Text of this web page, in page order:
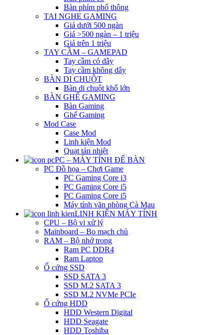
Bàn phím phổ thông
TAI NGHE GAMING
Giá dưới 500 ngàn
Giá >500 ngàn – 1 triệu
Giá trên 1 triệu
TAY CẦM – GAMEPAD
Tay cầm có dây
Tay cầm không dây
BÀN DI CHUỘT
Bàn di chuột khổ lớn
BÀN GHẾ GAMING
Bàn Gaming
Ghế Gaming
Mod Case
Case Mod
Linh kiện Mod
Quạt tản nhiệt
PC – MÁY TÍNH ĐỂ BÀN
PC Đồ họa – Chơi Game
PC Gaming Core i3
PC Gaming Core i5
PC Gaming Core i5
Máy tính văn phòng Cà Mau
LINH KIỆN MÁY TÍNH
CPU – Bộ vi xử lý
Mainboard – Bo mạch chủ
RAM – Bộ nhớ trong
Ram PC DDR4
Ram Laptop
Ổ cứng SSD
SSD SATA 3
SSD M.2 SATA 3
SSD M.2 NVMe PCIe
Ổ cứng HDD
HDD Western Digital
HDD Seagate
HDD Toshiba